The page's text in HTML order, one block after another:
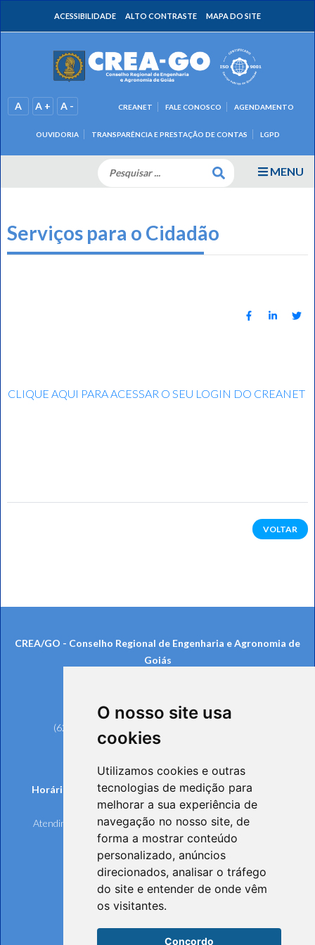
O nosso site usa
cookies
Utilizamos cookies e outras
tecnologias de medição para
melhorar a sua experiência de
navegação no nosso site, de
forma a mostrar conteúdo
personalizado, anúncios
direcionados, analisar o tráfego
do site e entender de onde vêm
os visitantes.
Concordo
ACESSIBILIDADE ALTO CONTRASTE MAPA DO SITE
A A + A -
OUVIDORIA TRANSPARÊNCIA E PRESTAÇÃO DE CONTAS LGPD
CREANET FALE CONOSCO AGENDAMENTO
MENU
Serviços para o Cidadão
CLIQUE AQUI PARA ACESSAR O SEU LOGIN DO CREANET
VOLTAR
CREA/GO - Conselho Regional de Engenharia e Agronomia de
Goiás
Telefones:
(62) 3221-6200 (Goiânia e Região Metropolitana)
0800 642 6598 (Demais Localidades)
Horários de funcionamento de Segunda à Sexta-feira:
Atendimento Online e Telefônico: 8h às 17h
Atendimento Presencial: 8h às 17h, mediante agendamento